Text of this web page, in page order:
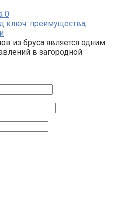
0
ключ: преимущества,
из бруса является одним
в загородной